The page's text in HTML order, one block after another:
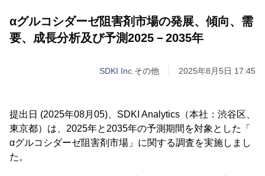
αグルコシダーゼ阻害剤市場の発展、傾向、需
要、成長分析及び予測2025－2035年
SDKI Inc. その他 2025年8月5日 17:45
提出日 (2025年08月05)、SDKI Analytics（本社：渋谷区、
東京都）は、2025年と2035年の予測期間を対象とした「
αグルコシダーゼ阻害剤市場」に関する調査を実施しまし
た。